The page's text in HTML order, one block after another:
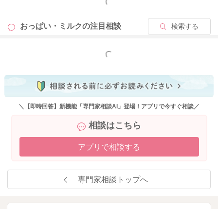
もっと見る
おっぱい・ミルクの注目相談 検索する
もっと見る
＼【即時回答】新機能「専門家相談AI」登場！アプリで今すぐ相談／
相談はこちら
アプリで相談する
専門家相談トップへ